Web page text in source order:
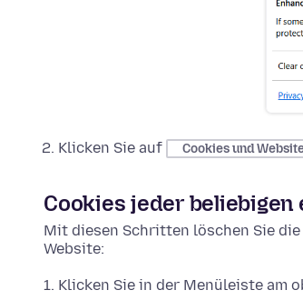
Klicken Sie auf Cookies und
Cookies jeder beliebigen
Mit diesen Schritten löschen Sie
Website:
Klicken Sie in der Menüleiste am